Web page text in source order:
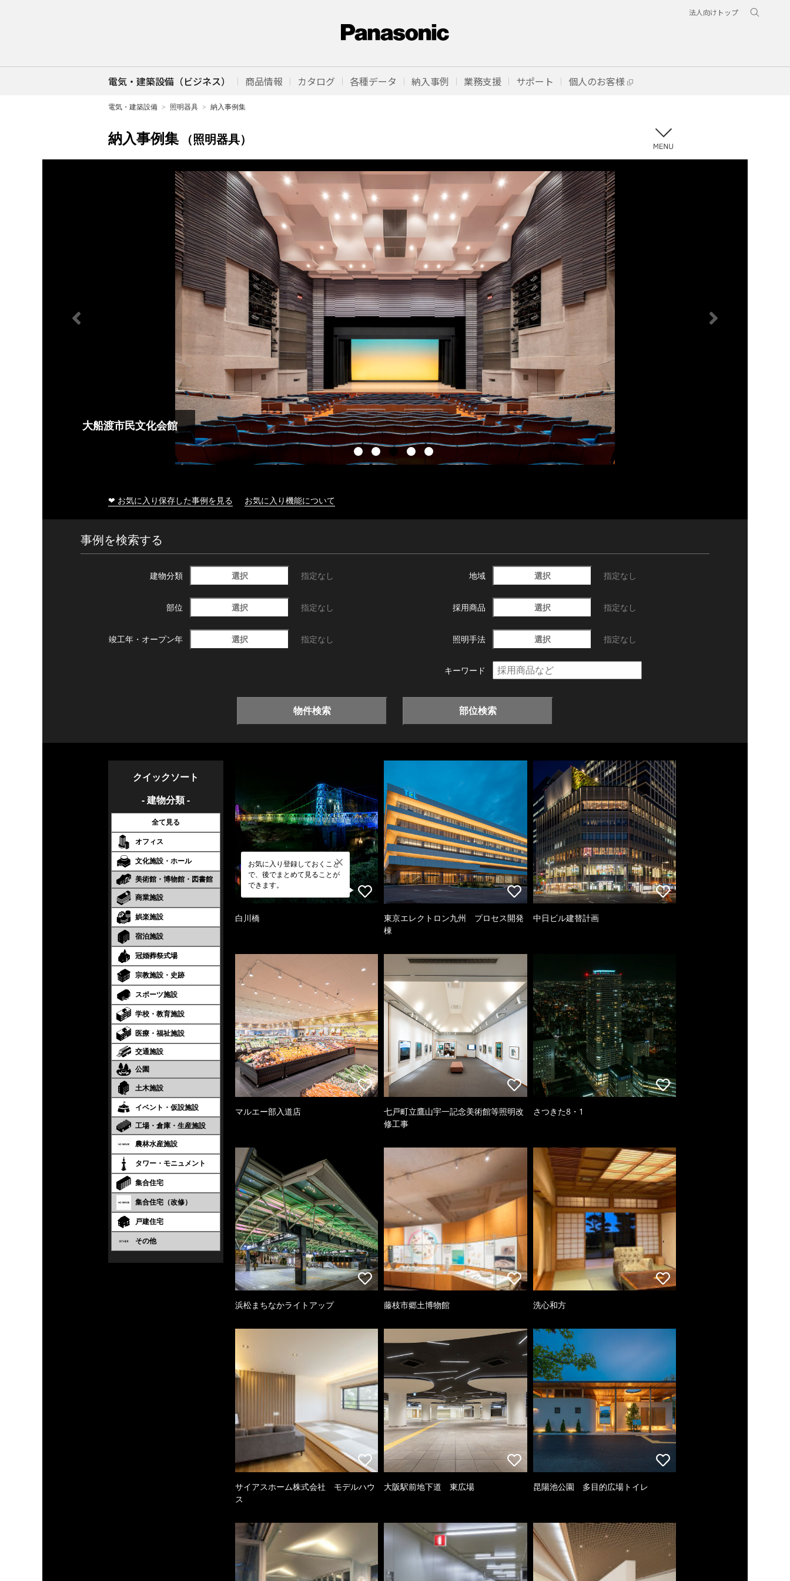
法人向けトップ
電気・建築設備（ビジネス） 商品情報 カタログ 各種データ 納入事例 業務支援 サポート 個人のお客様
電気・建築設備 照明器具 納入事例集
納入事例集 （照明器具）
大船渡市民文化会館
❤ お気に入り保存した事例を見る お気に入り機能について
事例を検索する
建物分類 選択 指定なし 地域 選択 指定なし
部位 選択 指定なし 採用商品 選択 指定なし
竣工年・ オープン年 選択 指定なし 照明手法 選択 指定なし
キーワード
物件検索 部位検索
クイックソート
- 建物分類 -
全て見る
オフィス
文化施設・ホール
美術館・博物館・図書館
商業施設
娯楽施設
宿泊施設
冠婚葬祭式場
宗教施設・史跡
スポーツ施設
学校・教育施設
医療・福祉施設
交通施設
公園
土木施設
イベント・仮設施設
工場・倉庫・生産施設
農林水産施設
タワー・モニュメント
集合住宅
集合住宅（改修）
戸建住宅
その他
お気に入り登録しておくこと
で、後でまとめて見ることが
できます。
白川橋
東京エレクトロン九州 プロセス開発
棟
中日ビル建替計画
マルエー部入道店
七戸町立鷹山宇一記念美術館等照明改
修工事
さつきた8・1
浜松まちなかライトアップ 藤枝市郷土博物館 洗心和方
サイアスホーム株式会社 モデルハウ
ス
大阪駅前地下道 東広場 昆陽池公園 多目的広場トイレ